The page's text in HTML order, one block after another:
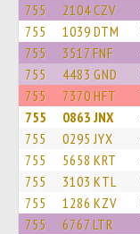
755 2104 CZV
755 1039 DTM
755 3517 FNF
755 4483 GND
755 7370 HFT
755 0863 JNX
755 0295 JYX
755 5658 KRT
755 3103 KTL
755 1286 KZV
755 6767 LTR